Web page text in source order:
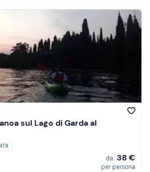
sul Lago di Garda al
da 38 €
per persona